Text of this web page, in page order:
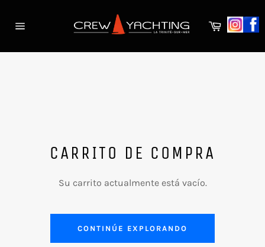
Carrito
CARRITO DE COMPRA
Su carrito actualmente está vacío.
CONTINÚE EXPLORANDO